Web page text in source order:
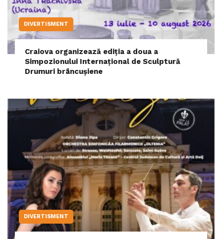
DIVERTISMENT
Craiova organizează ediția a doua a
Simpozionului Internațional de Sculptură
Drumuri brâncușiene
DIVERTISMENT